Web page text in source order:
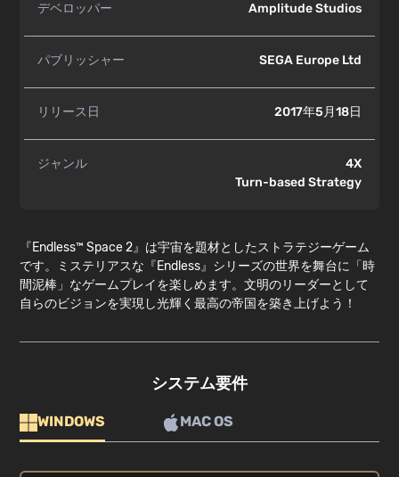
デベロッパー Amplitude Studios
パブリッシャー SEGA Europe Ltd
リリース日 2017年5月18日
ジャンル
4X
Turn-based Strategy
『Endless™ Space 2』は宇宙を題材としたストラテジーゲーム
です。ミステリアスな『Endless』シリーズの世界を舞台に「時
間泥棒」なゲームプレイを楽しめます。文明のリーダーとして
自らのビジョンを実現し光輝く最高の帝国を築き上げよう！
システム要件
WINDOWS MAC OS